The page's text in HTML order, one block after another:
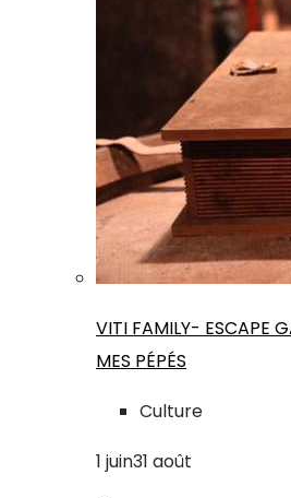
VITI FAMILY- ESCAPE
MES PÉPÉS
Culture
1 juin31 août